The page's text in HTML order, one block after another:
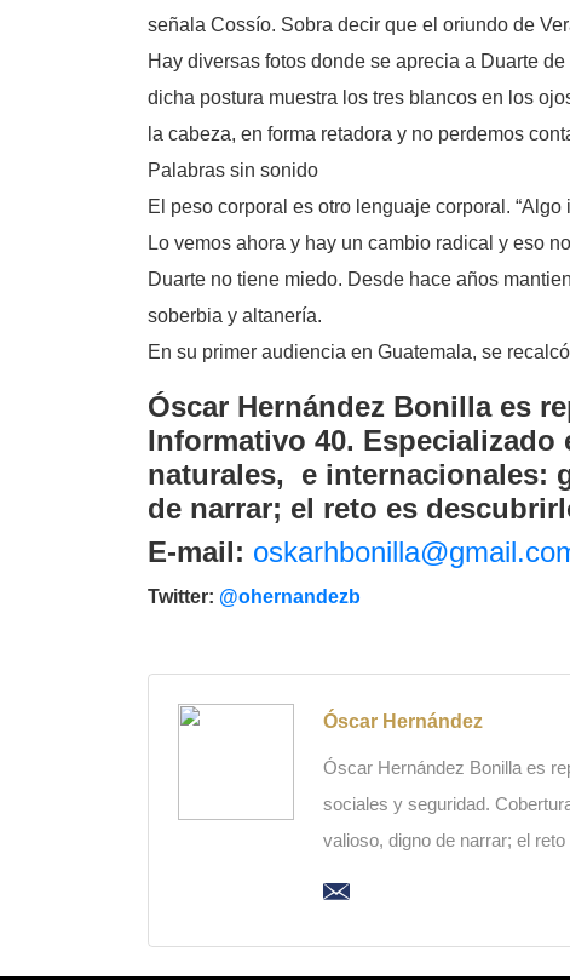
señala Cossío. Sobra decir que el oriundo de
Hay diversas fotos donde se aprecia a Duarte
dicha postura muestra los tres blancos en los
la cabeza, en forma retadora y no perdemos
Palabras sin sonido
El peso corporal es otro lenguaje corporal.
Lo vemos ahora y hay un cambio radical y eso
Duarte no tiene miedo. Desde hace años
soberbia y altanería.
En su primer audiencia en Guatemala, se
Óscar Hernández Bonilla es
Informativo 40. Especializado
naturales, e internacionales:
de narrar; el reto es
E-mail:
Twitter: @ohernandezb
Óscar Hernández
Óscar Hernández Bonilla es
sociales y seguridad.
valioso, digno de narrar; el